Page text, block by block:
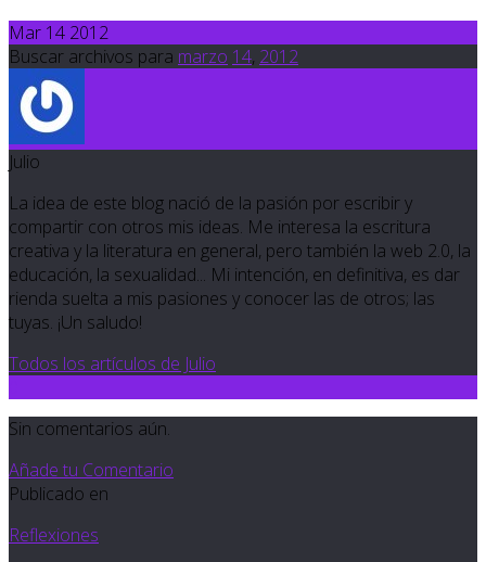
Mar 14 2012
Buscar archivos para marzo 14, 2012
Julio
La idea de este blog nació de la pasión por escribir y
compartir con otros mis ideas. Me interesa la escritura
creativa y la literatura en general, pero también la web 2.0, la
educación, la sexualidad... Mi intención, en definitiva, es dar
rienda suelta a mis pasiones y conocer las de otros; las
tuyas. ¡Un saludo!
Todos los artículos de Julio
Sin comentarios aún.
Añade tu Comentario
Publicado en
Reflexiones